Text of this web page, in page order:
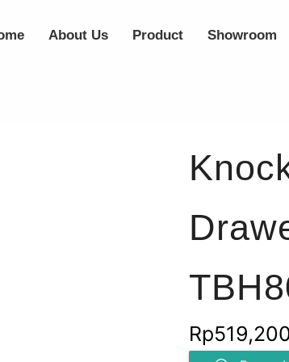
About Us Product Showroom
Rp
Kuantitas